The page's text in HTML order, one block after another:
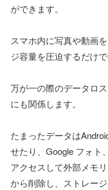
ができます。
スマホ内に写真や動画
ジ容量を圧迫するだけで
万が一の際のデータロ
にも関係します。
たまったデータは
せたり、Google フォト
アクセスして外部メモ
から削除し、ストレー